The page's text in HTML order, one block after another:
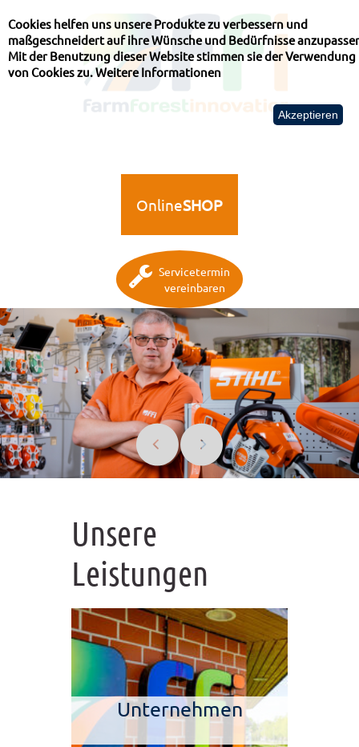
Cookies helfen uns unsere Produkte zu verbessern und
maßgeschneidert auf ihre Wünsche und Bedürfnisse
Mit der Benutzung dieser Website stimmen sie der Verwendung
von Cookies zu.Weitere Informationen
Akzeptieren
OnlineSHOP
Servicetermin
vereinbaren
Unsere
Leistungen
Unternehmen